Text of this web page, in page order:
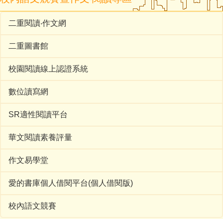
二重閱讀‧作文網
二重圖書館
校園閱讀線上認證系統
數位讀寫網
SR適性閱讀平台
華文閱讀素養評量
作文易學堂
愛的書庫個人借閱平台(個人借閱版)
校內語文競賽